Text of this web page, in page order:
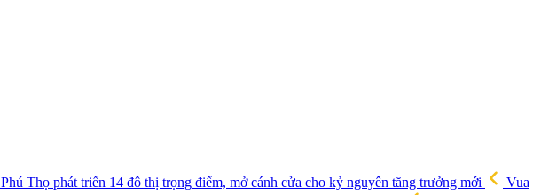
Phú Thọ phát triển 14 đô thị trọng điểm, mở cánh cửa cho kỷ nguyên tăng trưởng mới
Vua